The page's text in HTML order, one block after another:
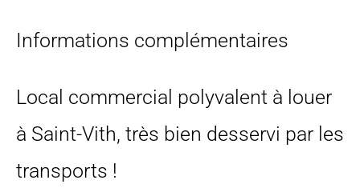
Informations complémentaires
Local commercial polyvalent à louer
à Saint-Vith, très bien desservi par les
transports !